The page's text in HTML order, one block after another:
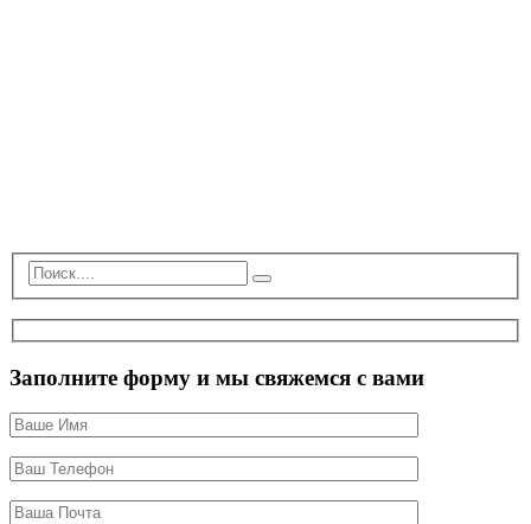
Заполните форму и мы свяжемся с вами